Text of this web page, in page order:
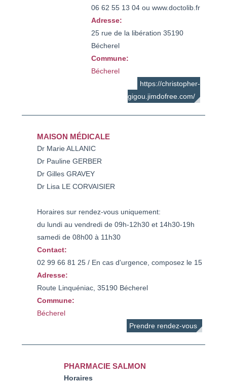
06 62 55 13 04 ou www.doctolib.fr
Adresse:
25 rue de la libération 35190
Bécherel
Commune:
Bécherel
https://christopher-
gigou.jimdofree.com/
MAISON MÉDICALE
Dr Marie ALLANIC
Dr Pauline GERBER
Dr Gilles GRAVEY
Dr Lisa LE CORVAISIER
Horaires sur rendez-vous uniquement:
du lundi au vendredi de 09h-12h30 et 14h30-19h
samedi de 08h00 à 11h30
Contact:
02 99 66 81 25 / En cas d'urgence, composez le 15
Adresse:
Route Linquéniac, 35190 Bécherel
Commune:
Bécherel
Prendre rendez-vous
PHARMACIE SALMON
Horaires